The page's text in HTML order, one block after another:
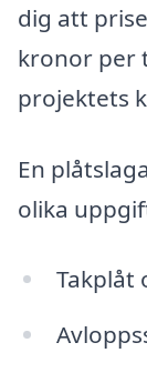
dig att
kronor per
projektets
En
olika
Takplåt